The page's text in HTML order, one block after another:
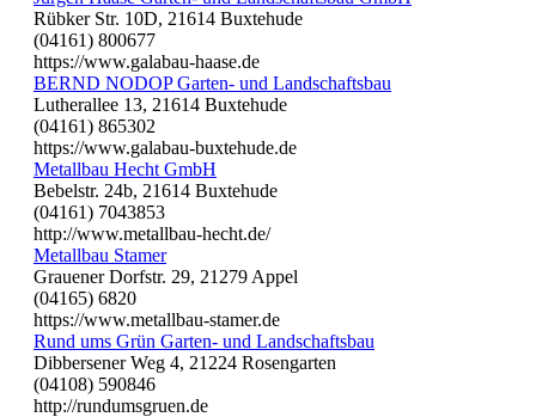
Rübker Str. 10D, 21614 Buxtehude
(04161) 800677
https://www.galabau-haase.de
BERND NODOP Garten- und Landschaftsbau
Lutherallee 13, 21614 Buxtehude
(04161) 865302
https://www.galabau-buxtehude.de
Metallbau Hecht GmbH
Bebelstr. 24b, 21614 Buxtehude
(04161) 7043853
http://www.metallbau-hecht.de/
Metallbau Stamer
Grauener Dorfstr. 29, 21279 Appel
(04165) 6820
https://www.metallbau-stamer.de
Rund ums Grün Garten- und Landschaftsbau
Dibbersener Weg 4, 21224 Rosengarten
(04108) 590846
http://rundumsgruen.de